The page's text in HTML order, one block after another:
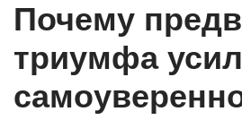
Почему
триумфа